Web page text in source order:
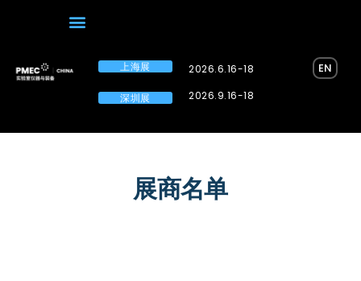
上海展
深圳展
2026.6.16-18
2026.9.16-18
EN
展商名单